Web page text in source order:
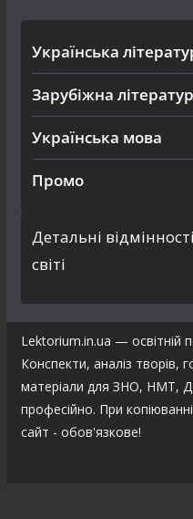
Українська
Зарубіжна
Українська мова
Промо
Детальні
світі
Lektorium.in.ua — освітній
Конспекти, аналіз творів,
матеріали для ЗНО, НМТ,
професійно. При
сайт - обов'язкове!